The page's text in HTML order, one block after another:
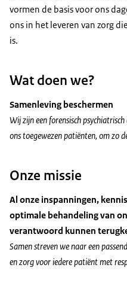
vormen de basis voor ons
ons in het leveren van zorg
is.
Wat doen we?
Samenleving beschermen
Wij zijn een forensisch
ons toegewezen patiënten, om zo
Onze missie
Al onze inspanningen,
optimale behandeling van
verantwoord kunnen
Samen streven we naar een
en zorg voor iedere patiënt met